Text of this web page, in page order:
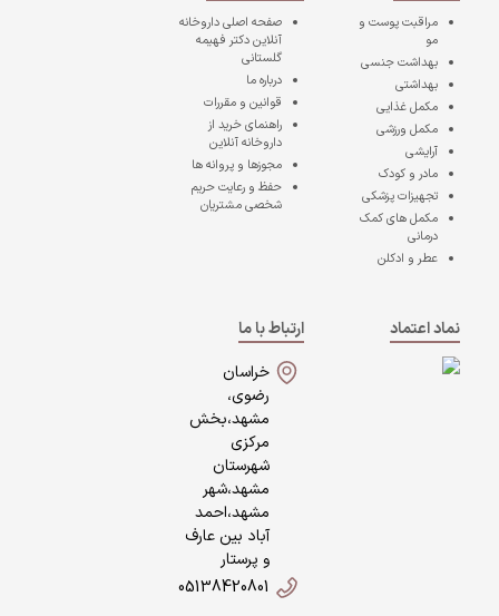
مراقبت پوست و
مو
بهداشت جنسی
بهداشتی
مکمل غذایی
مکمل ورزشی
آرایشی
مادر و کودک
تجهیزات پزشکی
مکمل های کمک
درمانی
عطر و ادکلن
صفحه اصلیداروخانه
آنلاین دکتر فهیمه
گلستانی
درباره ما
قوانین و مقررات
راهنمای خرید از
داروخانه آنلاین
مجوزها و پروانه ها
حفظ و رعایت حریم
شخصی مشتریان
نماد اعتماد
ارتباط با ما
خراسان
رضوی،
مشهد،بخش
مرکزی
شهرستان
مشهد،شهر
مشهد،احمد
آباد بین عارف
و پرستار
05138420801